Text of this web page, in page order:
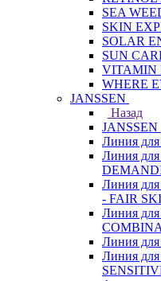
SEA
SKIN
SOLAR
SUN
VITAMIN
WHERE
JANSSEN
Назад
JANSSEN
Линия
Линия
Линия
- FAIR
Линия
Линия
Линия для